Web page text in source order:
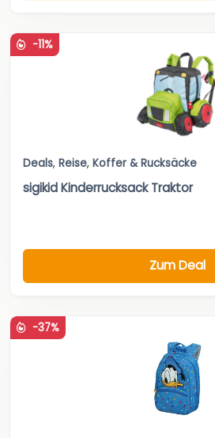
-11%
Deals, Reise, Koffer & Rucksäcke
sigikid Kinderrucksack Traktor
Zum Deal
-37%